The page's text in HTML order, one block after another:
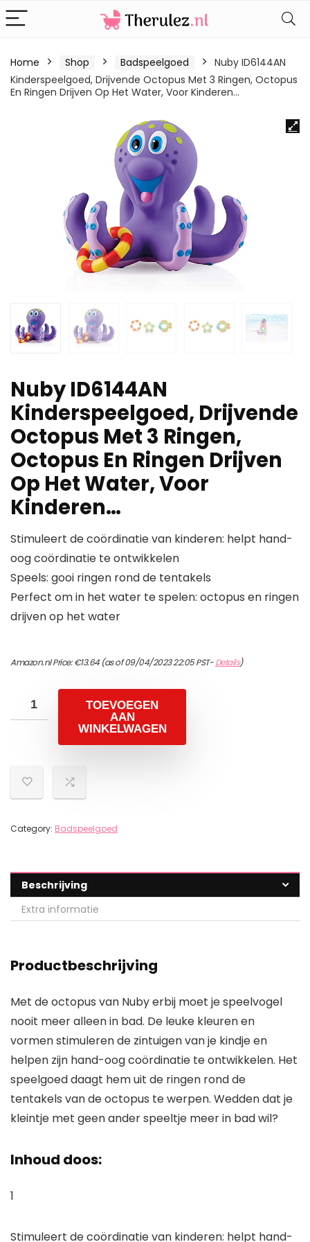
Home Shop Badspeelgoed
Nuby ID6144AN
Kinderspeelgoed, Drijvende Octopus Met 3 Ringen, Octopus
En Ringen Drijven Op Het Water, Voor Kinderen…
Nuby ID6144AN
Kinderspeelgoed, Drijvende
Octopus Met 3 Ringen,
Octopus En Ringen Drijven
Op Het Water, Voor
Kinderen…
Stimuleert de coördinatie van kinderen: helpt hand-
oog coördinatie te ontwikkelen
Speels: gooi ringen rond de tentakels
Perfect om in het water te spelen: octopus en ringen
drijven op het water
Amazon.nl Price:€13.64(as of 09/04/2023 22:05 PST-Details)
TOEVOEGEN
AAN
WINKELWAGEN
Category: Badspeelgoed
Beschrijving
Extra informatie
Productbeschrijving
Met de octopus van Nuby erbij moet je speelvogel
nooit meer alleen in bad. De leuke kleuren en
vormen stimuleren de zintuigen van je kindje en
helpen zijn hand-oog coördinatie te ontwikkelen. Het
speelgoed daagt hem uit de ringen rond de
tentakels van de octopus te werpen. Wedden dat je
kleintje met geen ander speeltje meer in bad wil?
Inhoud doos:
1
Stimuleert de coördinatie van kinderen: helpt hand-